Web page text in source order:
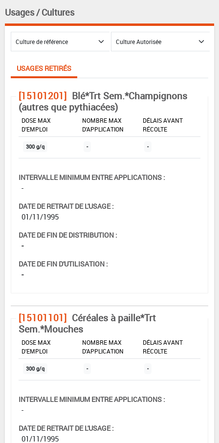
Usages / Cultures
USAGES RETIRÉS
[15101201] Blé*Trt Sem.*Champignons
(autres que pythiacées)
DOSE MAX
D'EMPLOI
NOMBRE MAX
D'APPLICATION
DÉLAIS AVANT
RÉCOLTE
300 g/q - -
INTERVALLE MINIMUM ENTRE APPLICATIONS :
-
DATE DE RETRAIT DE L'USAGE :
01/11/1995
DATE DE FIN DE DISTRIBUTION :
-
DATE DE FIN D'UTILISATION :
-
[15101101] Céréales à paille*Trt
Sem.*Mouches
DOSE MAX
D'EMPLOI
NOMBRE MAX
D'APPLICATION
DÉLAIS AVANT
RÉCOLTE
300 g/q - -
INTERVALLE MINIMUM ENTRE APPLICATIONS :
-
DATE DE RETRAIT DE L'USAGE :
01/11/1995